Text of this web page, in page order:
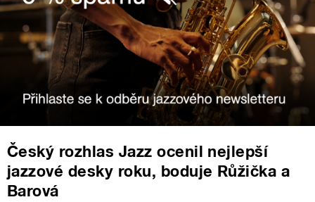
Český rozhlas Jazz ocenil nejlepší
jazzové desky roku, boduje Růžička a
Barová